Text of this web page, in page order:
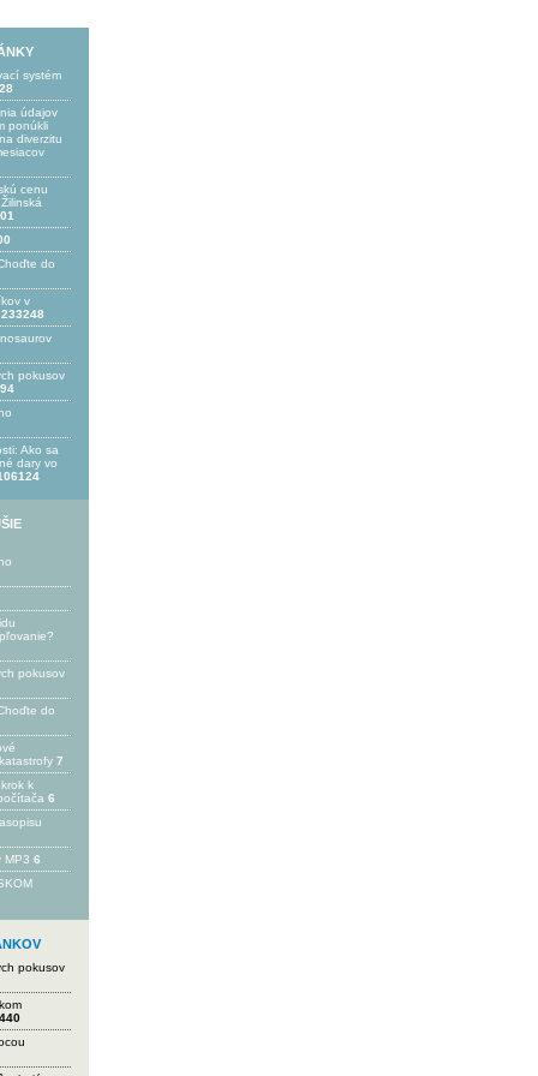
systém
údajov
ponúkli
diverzitu
cenu
do
v
233248
pokusov
Ako sa
dary vo
pokusov
do
7
k
6
MP3 6
pokusov